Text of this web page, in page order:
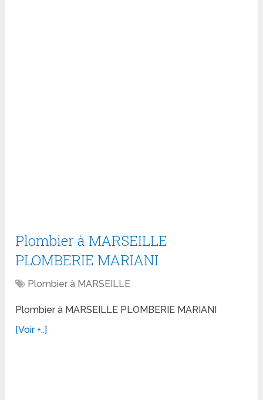
Plombier à MARSEILLE
PLOMBERIE MARIANI
Plombier à MARSEILLE
Plombier à MARSEILLE PLOMBERIE MARIANI
[Voir +..]